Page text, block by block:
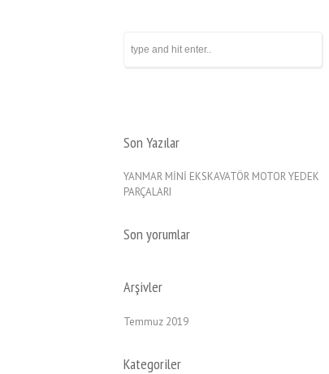
Son Yazılar
YANMAR MİNİ EKSKAVATÖR MOTOR YEDEK
PARÇALARI
Son yorumlar
Arşivler
Temmuz 2019
Kategoriler